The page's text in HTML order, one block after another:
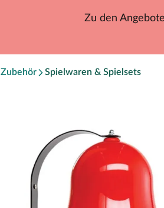
Zu den
Zubehör Spielwaren & Spielsets